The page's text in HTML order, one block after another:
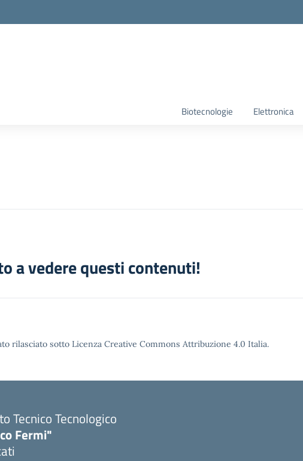
Biotecnologie Elettronica
a vedere questi contenuti!
rilasciato sotto Licenza Creative Commons Attribuzione 4.0 Italia.
Tecnico Tecnologico
Fermi"